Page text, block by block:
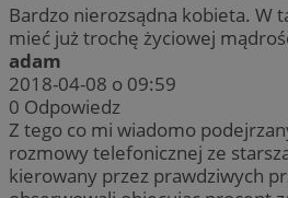
Bardzo nierozsądna kobieta. W
mieć już trochę życiowej
adam
2018-04-08 o 09:59
0 Odpowiedz
Z tego co mi wiadomo
rozmowy telefonicznej ze
kierowany przez prawdziwych